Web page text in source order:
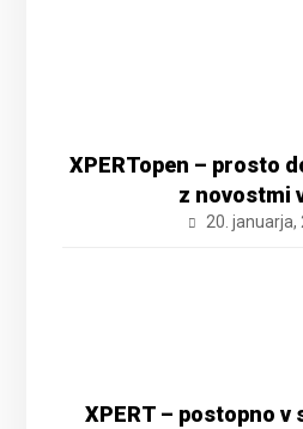
XPERTopen – prosto
z novostmi
20. januarja,
XPERT – postopno v